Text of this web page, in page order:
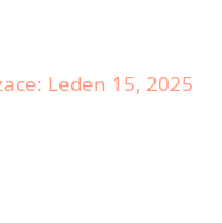
Leden 15, 2025